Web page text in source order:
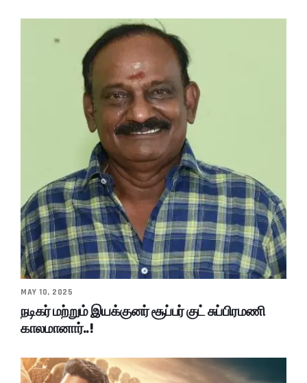
MAY 10, 2025
நடிகர் மற்றும் இயக்குனர் சூப்பர் குட் சுப்பிரமணி
காலமானார்..!